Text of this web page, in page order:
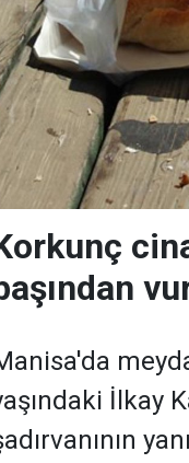
İlkay